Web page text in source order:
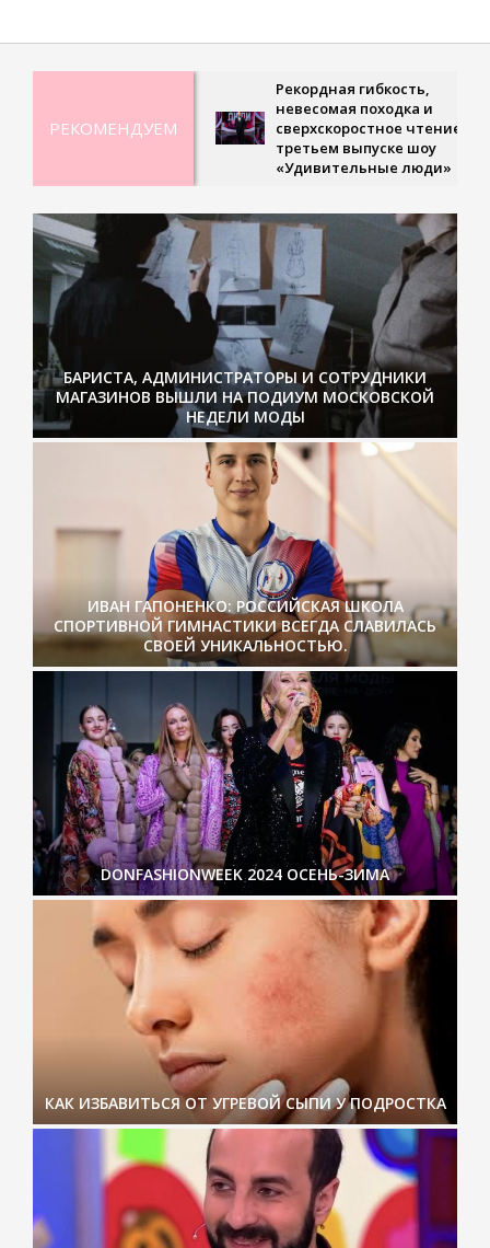
РЕКОМЕНДУЕМ
Рекордная гибкость,
невесомая походка и
сверхскоростное чтение – в
третьем выпуске шоу
«Удивительные люди»
БАРИСТА, АДМИНИСТРАТОРЫ И СОТРУДНИКИ
МАГАЗИНОВ ВЫШЛИ НА ПОДИУМ МОСКОВСКОЙ
НЕДЕЛИ МОДЫ
ИВАН ГАПОНЕНКО: РОССИЙСКАЯ ШКОЛА
СПОРТИВНОЙ ГИМНАСТИКИ ВСЕГДА СЛАВИЛАСЬ
СВОЕЙ УНИКАЛЬНОСТЬЮ.
DONFASHIONWEEK 2024 ОСЕНЬ-ЗИМА
КАК ИЗБАВИТЬСЯ ОТ УГРЕВОЙ СЫПИ У ПОДРОСТКА